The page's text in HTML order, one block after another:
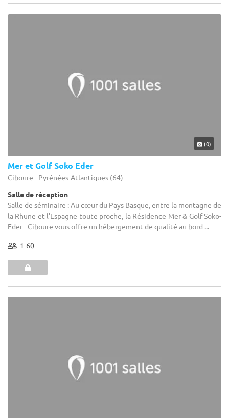
(0)
Mer et Golf Soko Eder
Ciboure - Pyrénées-Atlantiques (64)
Salle de réception
Salle de séminaire : Au cœur du Pays Basque, entre la montagne de
la Rhune et l'Espagne toute proche, la Résidence Mer & Golf Soko-
Eder - Ciboure vous offre un hébergement de qualité au bord ...
1-60